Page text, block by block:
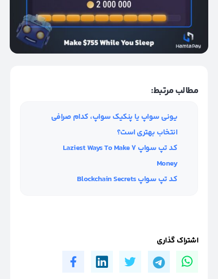
مطالب مرتبط:
یونی سواپ یا پنکیک سواپ، کدام صرافی
انتخاب بهتری است؟
کد تپ سواپ ۷ Laziest Ways To Make
Money
کد تپ سواپ Blockchain Secrets
اشتراک گذاری